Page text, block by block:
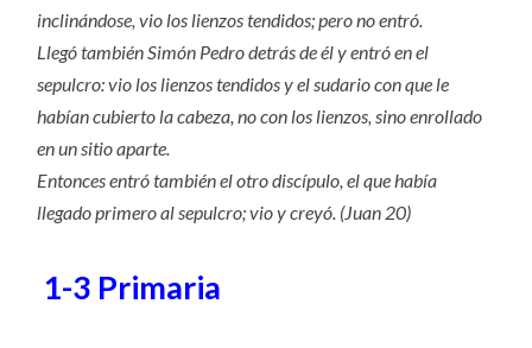
inclinándose, vio los lienzos tendidos; pero no entró.
Llegó también Simón Pedro detrás de él y entró en el
sepulcro: vio los lienzos tendidos y el sudario con que le
habían cubierto la cabeza, no con los lienzos, sino enrollado
en un sitio aparte.
Entonces entró también el otro discípulo, el que había
llegado primero al sepulcro; vio y creyó. (Juan 20)
1-3 Primaria